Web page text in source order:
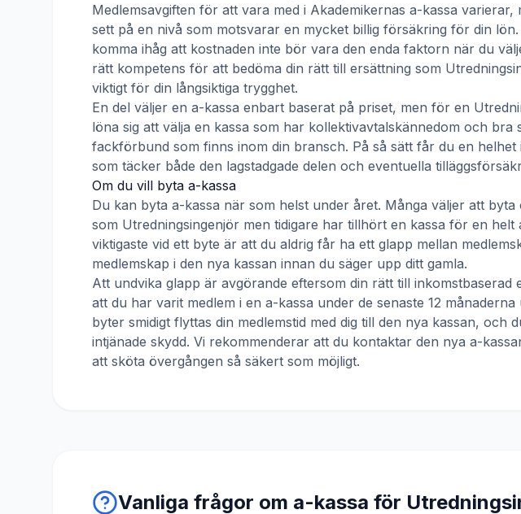
Medlemsavgiften för att vara med i Akademikernas a-kassa varierar,
sett på en nivå som motsvarar en mycket billig försäkring för din
komma ihåg att kostnaden inte bör vara den enda faktorn när du
rätt kompetens för att bedöma din rätt till ersättning som
viktigt för din långsiktiga trygghet.
En del väljer en a-kassa enbart baserat på priset, men för en
löna sig att välja en kassa som har kollektivavtalskännedom och bra
fackförbund som finns inom din bransch. På så sätt får du en helhet
som täcker både den lagstadgade delen och eventuella
Om du vill byta a-kassa
Du kan byta a-kassa när som helst under året. Många väljer att
som Utredningsingenjör men tidigare har tillhört en kassa för en helt
viktigaste vid ett byte är att du aldrig får ha ett glapp mellan
medlemskap i den nya kassan innan du säger upp ditt gamla.
Att undvika glapp är avgörande eftersom din rätt till inkomstbaserad
att du har varit medlem i en a-kassa under de senaste 12
byter smidigt flyttas din medlemstid med dig till den nya kassan, och
intjänade skydd. Vi rekommenderar att du kontaktar den nya a-
att sköta övergången så säkert som möjligt.
Vanliga frågor om a-kassa för